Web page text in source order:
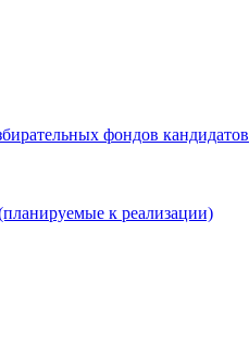
фондов кандидатов
к реализации)